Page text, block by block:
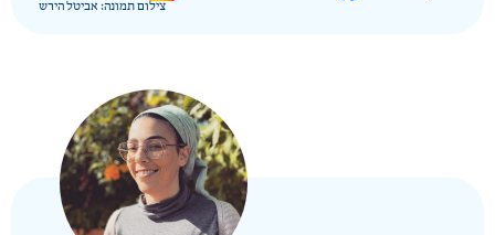
צילום תמונה: אביטל הירש